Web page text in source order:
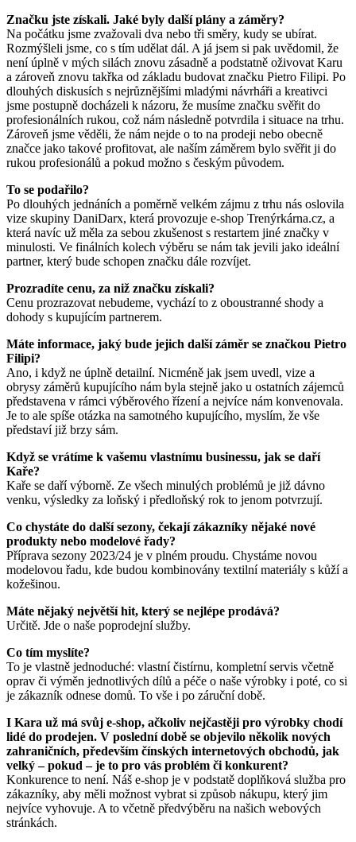
Značku jste získali. Jaké byly další plány a záměry?
Na počátku jsme zvažovali dva nebo tři směry, kudy se ubírat.
Rozmýšleli jsme, co s tím udělat dál. A já jsem si pak uvědomil, že
není úplně v mých silách znovu zásadně a podstatně oživovat Karu
a zároveň znovu takřka od základu budovat značku Pietro Filipi. Po
dlouhých diskusích s nejrůznějšími mladými návrháři a kreativci
jsme postupně docházeli k názoru, že musíme značku svěřit do
profesionálních rukou, což nám následně potvrdila i situace na trhu.
Zároveň jsme věděli, že nám nejde o to na prodeji nebo obecně
značce jako takové profitovat, ale naším záměrem bylo svěřit ji do
rukou profesionálů a pokud možno s českým původem.
To se podařilo?
Po dlouhých jednáních a poměrně velkém zájmu z trhu nás oslovila
vize skupiny DaniDarx, která provozuje e-shop Trenýrkárna.cz, a
která navíc už měla za sebou zkušenost s restartem jiné značky v
minulosti. Ve finálních kolech výběru se nám tak jevili jako ideální
partner, který bude schopen značku dále rozvíjet.
Prozradíte cenu, za niž značku získali?
Cenu prozrazovat nebudeme, vychází to z oboustranné shody a
dohody s kupujícím partnerem.
Máte informace, jaký bude jejich další záměr se značkou Pietro
Filipi?
Ano, i když ne úplně detailní. Nicméně jak jsem uvedl, vize a
obrysy záměrů kupujícího nám byla stejně jako u ostatních zájemců
představena v rámci výběrového řízení a nejvíce nám konvenovala.
Je to ale spíše otázka na samotného kupujícího, myslím, že vše
představí již brzy sám.
Když se vrátíme k vašemu vlastnímu businessu, jak se daří
Kaře?
Kaře se daří výborně. Ze všech minulých problémů je již dávno
venku, výsledky za loňský i předloňský rok to jenom potvrzují.
Co chystáte do další sezony, čekají zákazníky nějaké nové
produkty nebo modelové řady?
Příprava sezony 2023/24 je v plném proudu. Chystáme novou
modelovou řadu, kde budou kombinovány textilní materiály s kůží a
kožešinou.
Máte nějaký největší hit, který se nejlépe prodává?
Určitě. Jde o naše poprodejní služby.
Co tím myslíte?
To je vlastně jednoduché: vlastní čistírnu, kompletní servis včetně
oprav či výměn jednotlivých dílů a péče o naše výrobky i poté, co si
je zákazník odnese domů. To vše i po záruční době.
I Kara už má svůj e-shop, ačkoliv nejčastěji pro výrobky chodí
lidé do prodejen. V poslední době se objevilo několik nových
zahraničních, především čínských internetových obchodů, jak
velký – pokud – je to pro vás problém či konkurent?
Konkurence to není. Náš e-shop je v podstatě doplňková služba pro
zákazníky, aby měli možnost vybrat si způsob nákupu, který jim
nejvíce vyhovuje. A to včetně předvýběru na našich webových
stránkách.